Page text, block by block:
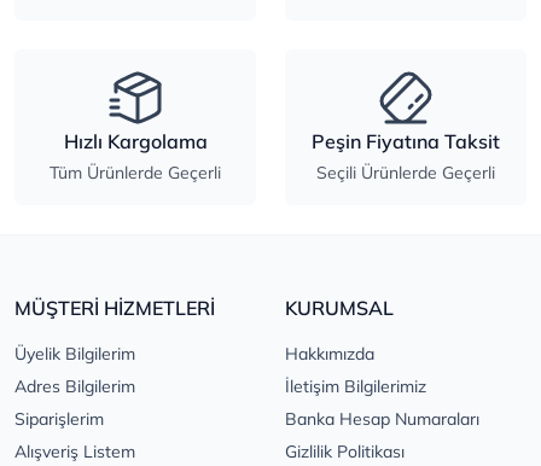
Hızlı Kargolama
Tüm Ürünlerde Geçerli
Peşin Fiyatına Taksit
Seçili Ürünlerde Geçerli
MÜŞTERİ HİZMETLERİ
Üyelik Bilgilerim
Adres Bilgilerim
Siparişlerim
Alışveriş Listem
KURUMSAL
Hakkımızda
İletişim Bilgilerimiz
Banka Hesap Numaraları
Gizlilik Politikası